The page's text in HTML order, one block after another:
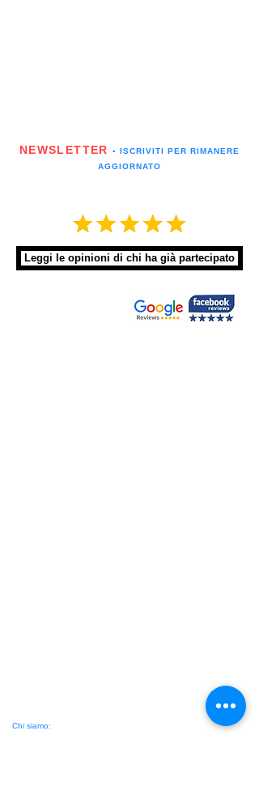
Chi siamo:
NEWSLETTER
▪️ ISCRIVITI PER RIMANERE
AGGIORNATO
Leggi le opinioni di chi ha già partecipato